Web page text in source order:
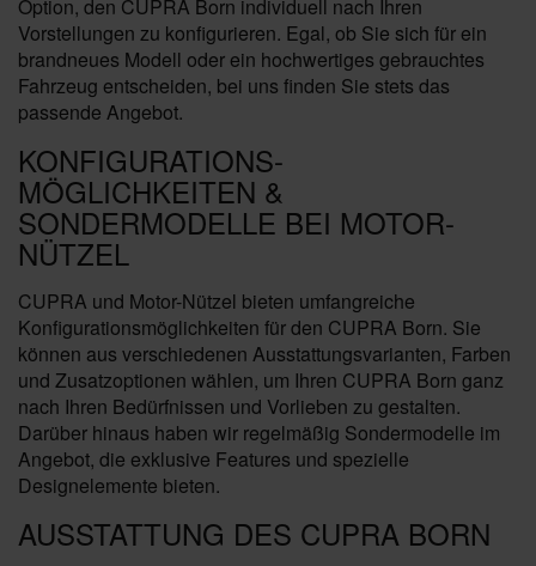
Option, den CUPRA Born individuell nach Ihren
Vorstellungen zu konfigurieren. Egal, ob Sie sich für ein
brandneues Modell oder ein hochwertiges gebrauchtes
Fahrzeug entscheiden, bei uns finden Sie stets das
passende Angebot.
KONFIGURATIONS-
MÖGLICHKEITEN &
SONDERMODELLE BEI MOTOR-
NÜTZEL
CUPRA und Motor-Nützel bieten umfangreiche
Konfigurationsmöglichkeiten für den CUPRA Born. Sie
können aus verschiedenen Ausstattungsvarianten, Farben
und Zusatzoptionen wählen, um Ihren CUPRA Born ganz
nach Ihren Bedürfnissen und Vorlieben zu gestalten.
Darüber hinaus haben wir regelmäßig Sondermodelle im
Angebot, die exklusive Features und spezielle
Designelemente bieten.
AUSSTATTUNG DES CUPRA BORN